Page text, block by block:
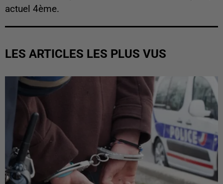
actuel 4ème.
LES ARTICLES LES PLUS VUS